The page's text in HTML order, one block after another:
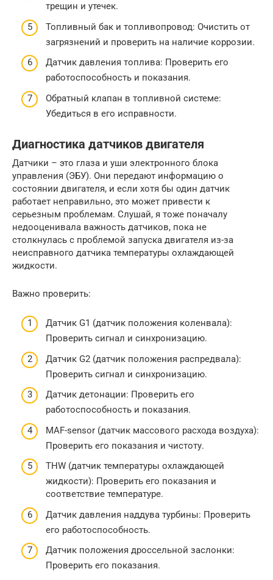
трещин и утечек.
Топливный бак и топливопровод: Очистить от
загрязнений и проверить на наличие коррозии.
Датчик давления топлива: Проверить его
работоспособность и показания.
Обратный клапан в топливной системе:
Убедиться в его исправности.
Диагностика датчиков двигателя
Датчики – это глаза и уши электронного блока
управления (ЭБУ). Они передают информацию о
состоянии двигателя, и если хотя бы один датчик
работает неправильно, это может привести к
серьезным проблемам. Слушай, я тоже поначалу
недооценивала важность датчиков, пока не
столкнулась с проблемой запуска двигателя из-за
неисправного датчика температуры охлаждающей
жидкости.
Важно проверить:
Датчик G1 (датчик положения коленвала):
Проверить сигнал и синхронизацию.
Датчик G2 (датчик положения распредвала):
Проверить сигнал и синхронизацию.
Датчик детонации: Проверить его
работоспособность и показания.
MAF-sensor (датчик массового расхода воздуха):
Проверить его показания и чистоту.
THW (датчик температуры охлаждающей
жидкости): Проверить его показания и
соответствие температуре.
Датчик давления наддува турбины: Проверить
его работоспособность.
Датчик положения дроссельной заслонки:
Проверить его показания.